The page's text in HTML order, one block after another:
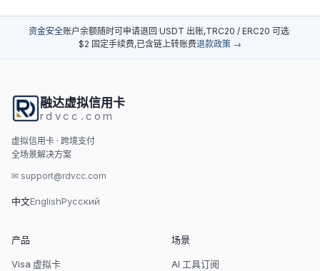
资金安全账户余额随时可申请退回 ·USDT 出账,TRC20 / ERC20 可选·
$2 固定手续费,已含链上转账费退款政策 →
融达虚拟信用卡
rdvcc.com
虚拟信用卡 · 跨境支付
全场景解决方案
✉ support@rdvcc.com
中文EnglishРусский
产品
Visa 虚拟卡
场景
AI 工具订阅